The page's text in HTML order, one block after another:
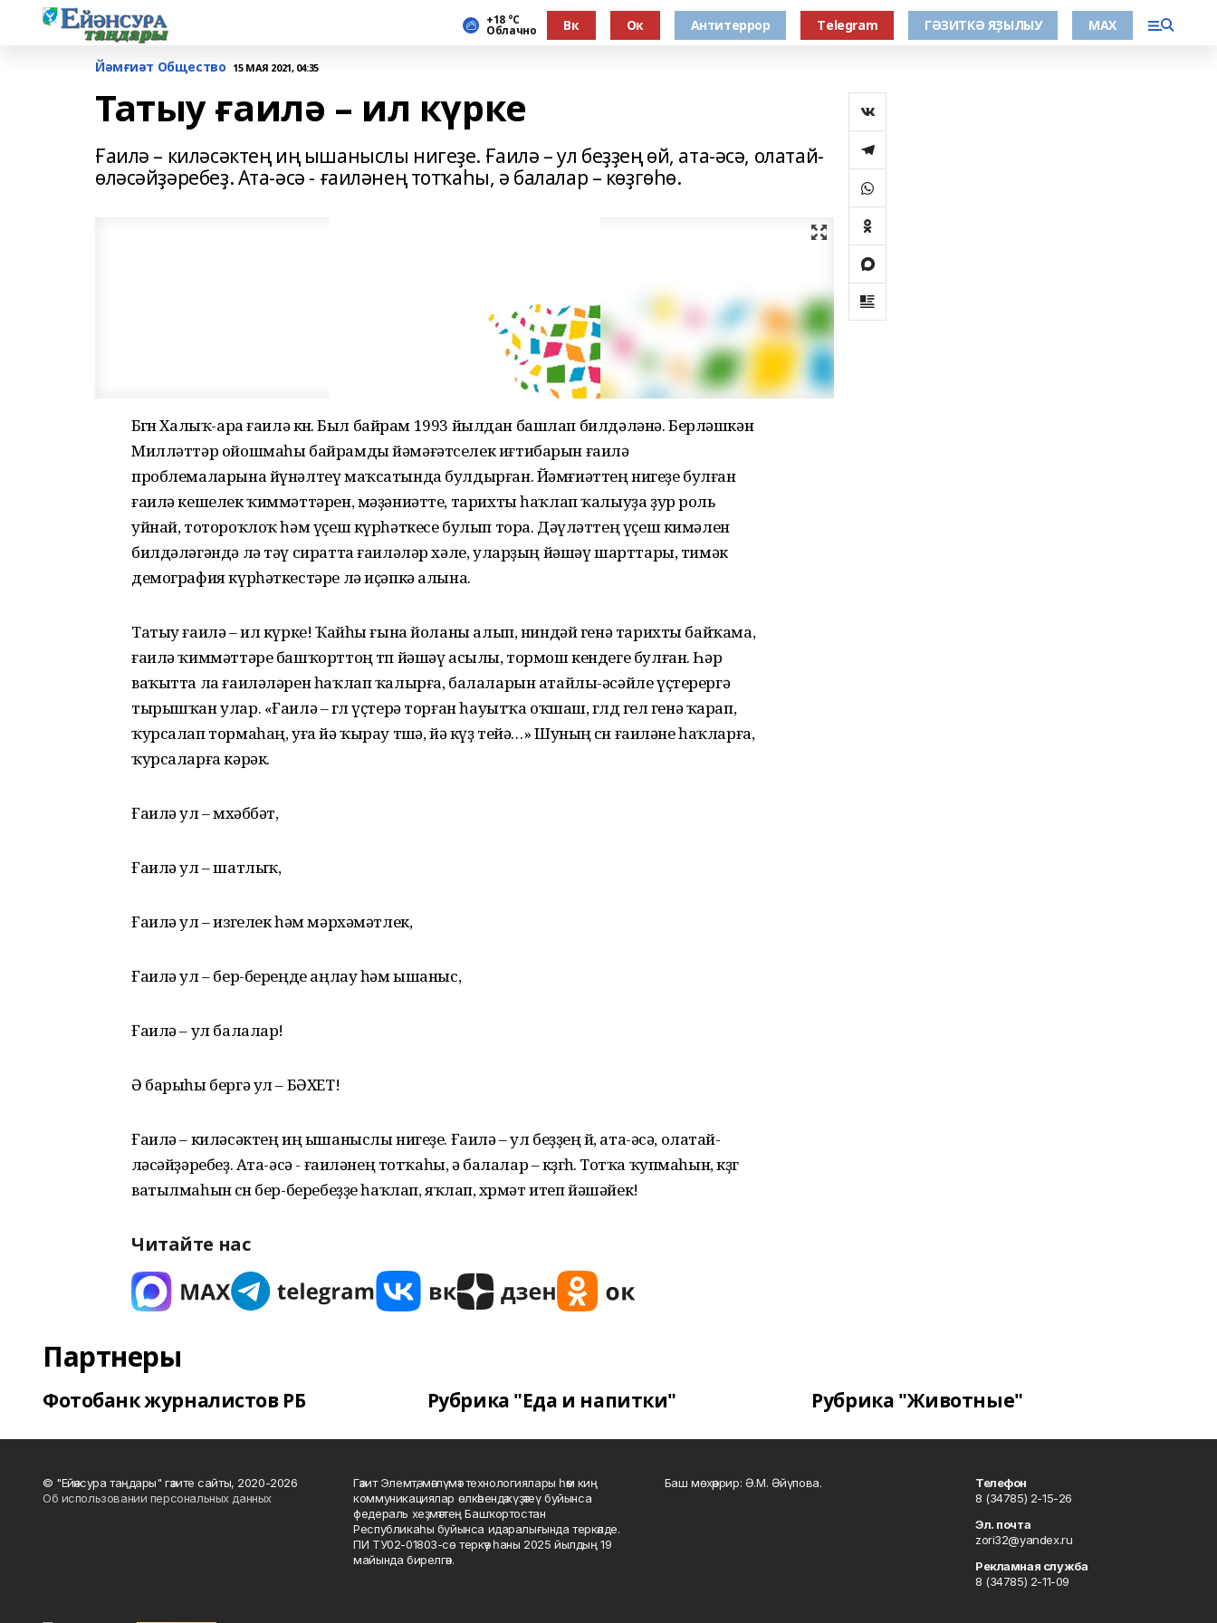
+18 °С
Облачно Вк Ок Антитеррор Тelegram ГӘЗИТКӘ ЯҘЫЛЫУ МАХ
Йәмғиәт Общество 15 МАЯ 2021, 04:35
Татыу ғаилә – ил күрке
Ғаилә – киләсәктең иң ышаныслы нигеҙе. Ғаилә – ул беҙҙең өй, ата-әсә, олатай-
өләсәйҙәребеҙ. Ата-әсә - ғаиләнең тотҡаһы, ә балалар – көҙгөһө.
Бөгөн Халыҡ-ара ғаилә көнө. Был байрам 1993 йылдан башлап билдәләнә. Берләшкән
Милләттәр ойошмаһы байрамды йәмәғәтселек иғтибарын ғаилә
проблемаларына йүнәлтеү маҡсатында булдырған. Йәмғиәттең нигеҙе булған
ғаилә кешелек ҡиммәттәрен, мәҙәниәтте, тарихты һаҡлап ҡалыуҙа ҙур роль
уйнай, тотороҡлоҡ һәм үҫеш күрһәткесе булып тора. Дәүләттең үҫеш кимәлен
билдәләгәндә лә тәү сиратта ғаиләләр хәле, уларҙың йәшәү шарттары, тимәк
демография күрһәткестәре лә иҫәпкә алына.
Татыу ғаилә – ил күрке! Ҡайһы ғына йоланы алып, ниндәй генә тарихты байҡама,
ғаилә ҡиммәттәре башҡорттоң төп йәшәү асылы, тормош кендеге булған. Һәр
ваҡытта ла ғаиләләрен һаҡлап ҡалырға, балаларын атайлы-әсәйле үҫтерергә
тырышҡан улар. «Ғаилә – гөл үҫтерә торған һауытҡа оҡшаш, гөлдө гел генә ҡарап,
ҡурсалап тормаһаң, уға йә ҡырау төшә, йә күҙ тейә…» Шуның өсөн ғаиләне һаҡларға,
ҡурсаларға кәрәк.
Ғаилә ул – мөхәббәт,
Ғаилә ул – шатлыҡ,
Ғаилә ул – изгелек һәм мәрхәмәтлек,
Ғаилә ул – бер-береңде аңлау һәм ышаныс,
Ғаилә – ул балалар!
Ә барыһы бергә ул – БӘХЕТ!
Ғаилә – киләсәктең иң ышаныслы нигеҙе. Ғаилә – ул беҙҙең өй, ата-әсә, олатай-
өләсәйҙәребеҙ. Ата-әсә - ғаиләнең тотҡаһы, ә балалар – көҙгөһө. Тотҡа ҡупмаһын, көҙгө
ватылмаһын өсөн бер-беребеҙҙе һаҡлап, яҡлап, хөрмәт итеп йәшәйек!
Читайте нас
Партнеры
Фотобанк журналистов РБ Рубрика "Еда и напитки" Рубрика "Животные"
© "Ейәнсура таңдары" гәзите сайты, 2020-2026
Об использовании персональных данных
Гәзит Элемтә, мәғлүмәт технологиялары һәм киң
коммуникациялар өлкәһендә күҙәтеү буйынса
федераль хеҙмәттең Башҡортостан
Республикаһы буйынса идаралығында теркәлде.
ПИ ТУ02-01803-сө теркәү һаны 2025 йылдың 19
майында бирелгән.
Баш мөхәррир: Ә.М. Әйүпова.
Телефон
8 (34785) 2-15-26
Эл. почта
zori32@yandex.ru
Рекламная служба
8 (34785) 2-11-09